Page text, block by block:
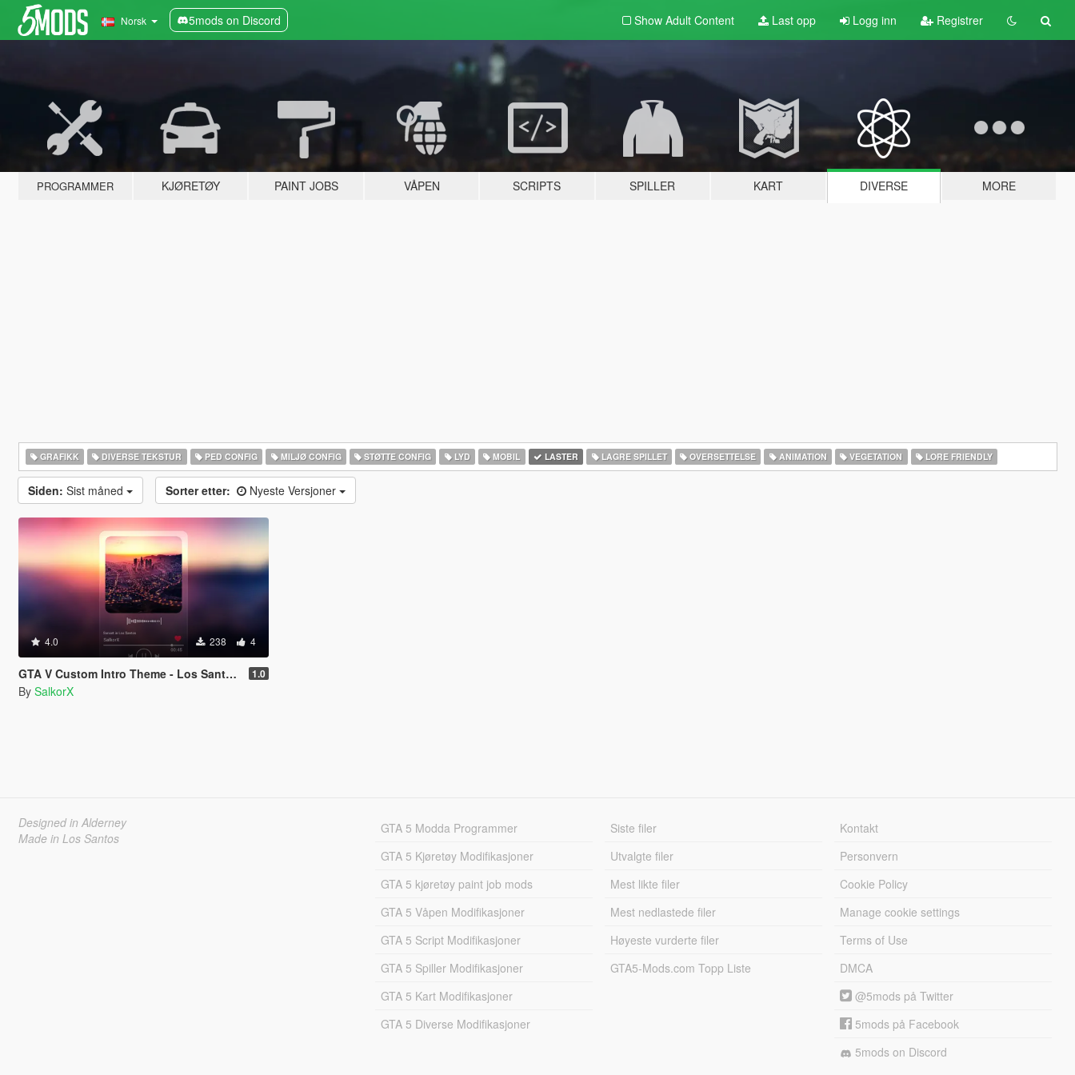
Norsk 5mods on Discord Show Adult Content Last opp Logg inn Registrer
PROGRAMMER KJØRETØY PAINT JOBS VÅPEN SCRIPTS SPILLER KART DIVERSE MORE
GRAFIKK DIVERSE TEKSTUR PED CONFIG MILJØ CONFIG STØTTE CONFIG LYD MOBIL LASTER LAGRE SPILLET OVERSETTELSE ANIMATION VEGETATION LORE FRIENDLY
Siden: Sist måned Sorter etter: Nyeste Versjoner
4.0 238 4
GTA V Custom Intro Theme - Los Santos Sunset (Main Menu Music Replacement) 1.0
By SalkorX
Designed in Alderney
Made in Los Santos
GTA 5 Modda Programmer
GTA 5 Kjøretøy Modifikasjoner
GTA 5 kjøretøy paint job mods
GTA 5 Våpen Modifikasjoner
GTA 5 Script Modifikasjoner
GTA 5 Spiller Modifikasjoner
GTA 5 Kart Modifikasjoner
GTA 5 Diverse Modifikasjoner
Siste filer
Utvalgte filer
Mest likte filer
Mest nedlastede filer
Høyeste vurderte filer
GTA5-Mods.com Topp Liste
Kontakt
Personvern
Cookie Policy
Manage cookie settings
Terms of Use
DMCA
@5mods på Twitter
5mods på Facebook
5mods on Discord